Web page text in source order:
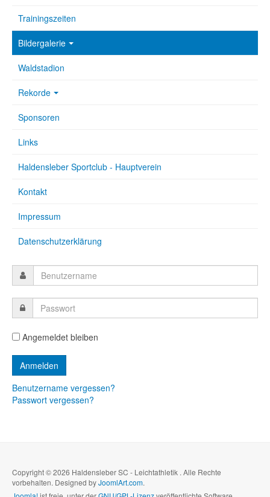
Trainingszeiten
Bildergalerie
Waldstadion
Rekorde
Sponsoren
Links
Haldensleber Sportclub - Hauptverein
Kontakt
Impressum
Datenschutzerklärung
Angemeldet bleiben
Benutzername vergessen?
Passwort vergessen?
Copyright © 2026 Haldensleber SC - Leichtathletik . Alle Rechte
vorbehalten. Designed byJoomlArt.com.